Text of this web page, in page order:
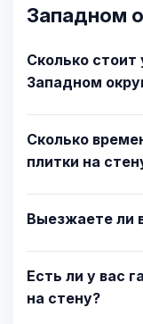
Западном
Сколько стоит
Западном
Сколько
плитки на
Выезжаете ли
Есть ли у вас
на стену?